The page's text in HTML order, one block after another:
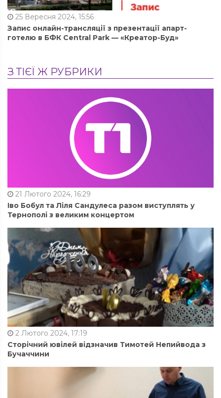
25 Вересня 2024, 15:56
Запис онлайн-трансляції з презентації апарт-
готелю в БФК Central Park — «Креатор-Буд»
З ТІЄЇ Ж РУБРИКИ
21 Лютого 2024, 16:29
Іво Бобул та Ліля Сандулеса разом виступлять у
Тернополі з великим концертом
2 Лютого 2024, 17:19
Сторічний ювілей відзначив Тимотей Непийвода з
Бучаччини